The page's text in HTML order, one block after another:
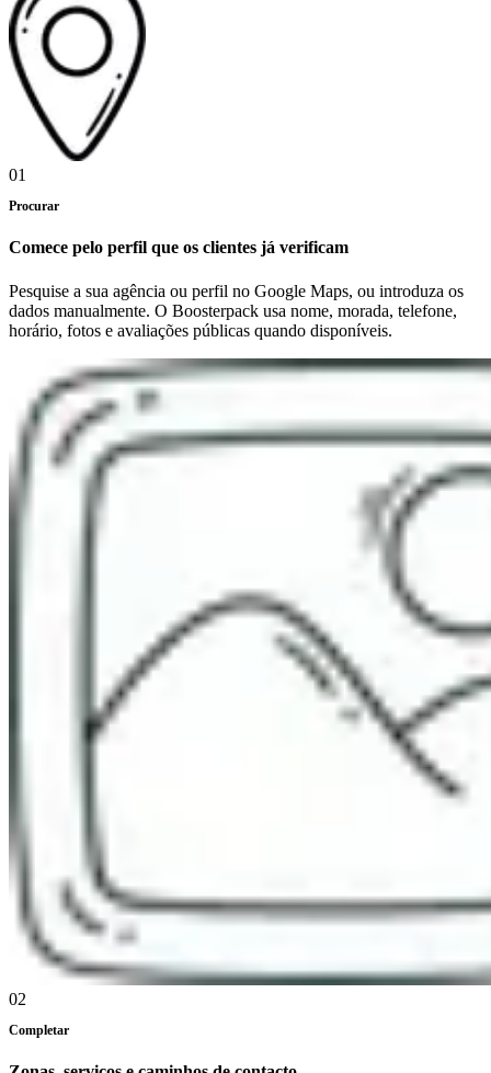
01
Procurar
Comece pelo perfil que os clientes já verificam
Pesquise a sua agência ou perfil no Google Maps, ou introduza os
dados manualmente. O Boosterpack usa nome, morada, telefone,
horário, fotos e avaliações públicas quando disponíveis.
02
Completar